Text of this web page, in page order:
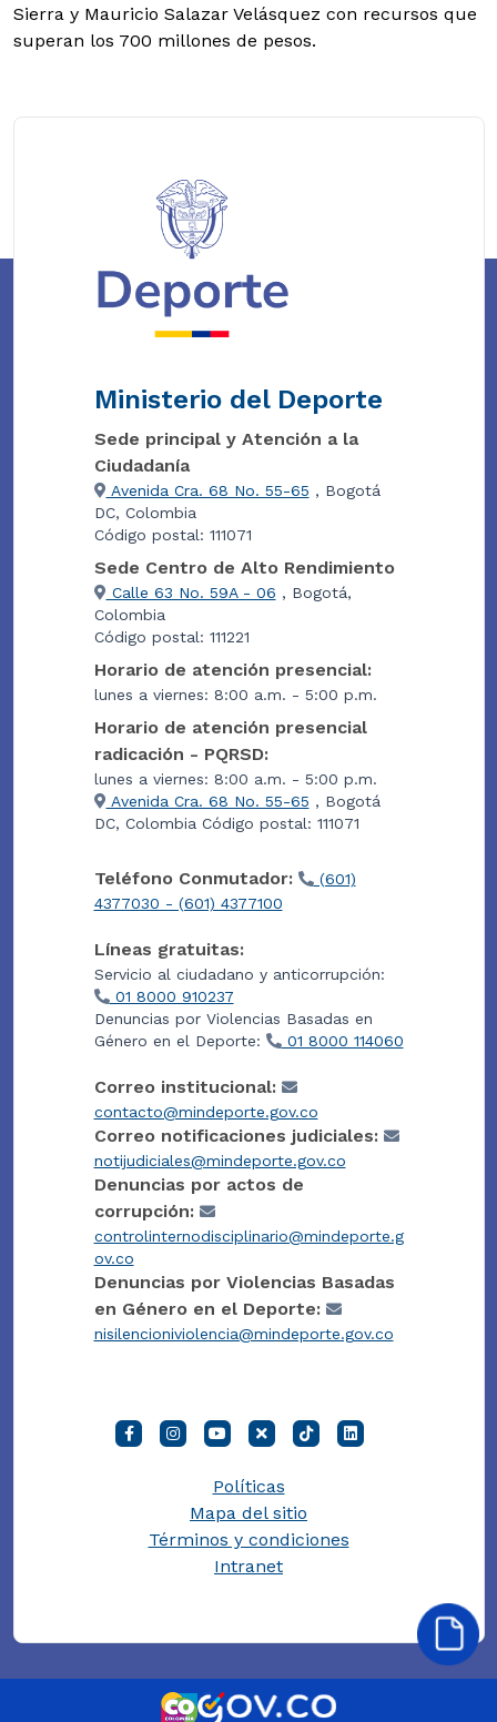
Sierra y Mauricio Salazar Velásquez con recursos que
superan los 700 millones de pesos.
Ministerio del Deporte
Sede principal y Atención a la
Ciudadanía
Avenida Cra. 68 No. 55-65 , Bogotá
DC, Colombia
Código postal: 111071
Sede Centro de Alto Rendimiento
Calle 63 No. 59A - 06 , Bogotá,
Colombia
Código postal: 111221
Horario de atención presencial:
lunes a viernes: 8:00 a.m. - 5:00 p.m.
Horario de atención presencial
radicación - PQRSD:
lunes a viernes: 8:00 a.m. - 5:00 p.m.
Avenida Cra. 68 No. 55-65 , Bogotá
DC, Colombia Código postal: 111071
Teléfono Conmutador:
(601)
4377030 - (601) 4377100
Líneas gratuitas:
Servicio al ciudadano y anticorrupción:
01 8000 910237
Denuncias por Violencias Basadas en
Género en el Deporte:
01 8000 114060
Correo institucional:
contacto@mindeporte.gov.co
Correo notificaciones judiciales:
notijudiciales@mindeporte.gov.co
Denuncias por actos de
corrupción:
controlinternodisciplinario@mindeporte.g
ov.co
Denuncias por Violencias Basadas
en Género en el Deporte:
nisilencioniviolencia@mindeporte.gov.co
Políticas
Mapa del sitio
Términos y condiciones
Intranet